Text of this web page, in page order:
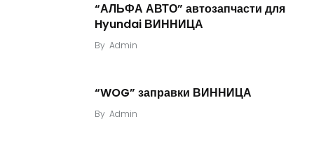
“АЛЬФА АВТО” автозапчасти для
Hyundai ВИННИЦА
By Admin
“WOG” заправки ВИННИЦА
By Admin